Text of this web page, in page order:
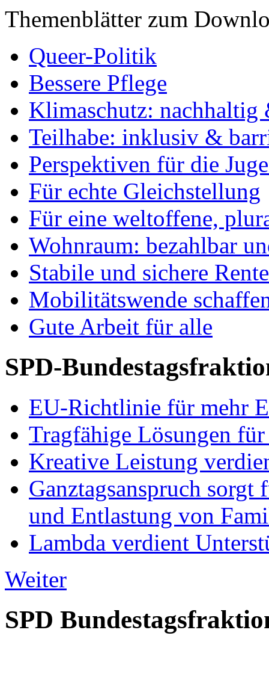
Themenblätter zum
Queer-Politik
Bessere Pflege
Klimaschutz: nachhaltig
Teilhabe: inklusiv &
Perspektiven für die
Für echte Gleichstellung
Für eine weltoffene,
Wohnraum: bezahlbar
Stabile und sichere
Mobilitätswende
Gute Arbeit für alle
SPD-
EU-Richtlinie für mehr
Tragfähige Lösungen
Kreative Leistung
Ganztagsanspruch
und Entlastung von
Lambda verdient
Weiter
SPD